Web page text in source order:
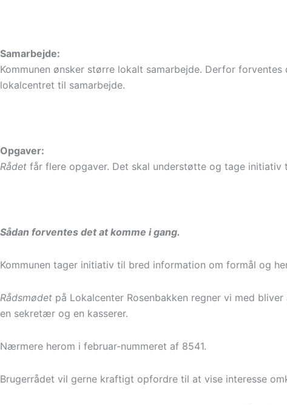
Samarbejde:
Kommunen ønsker større lokalt samarbejde. Derfor forventes
lokalcentret til samarbejde.
Opgaver:
Rådet får flere opgaver. Det skal understøtte og tage
Sådan forventes det at komme i gang.
Kommunen tager initiativ til bred information om formål og
Rådsmødet på Lokalcenter Rosenbakken regner vi med
en sekretær og en kasserer.
Nærmere herom i februar-nummeret af 8541.
Brugerrådet vil gerne kraftigt opfordre til at vise interesse